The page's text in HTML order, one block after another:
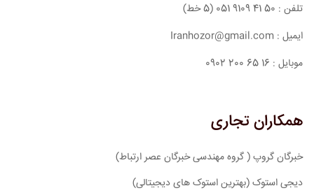
تلفن : 50 41 9109 051 (5 خط)
ایمیل : Iranhozor@gmail.com
موبایل : 16 65 200 0902
همکاران تجاری
خبرگان گروپ ( گروه مهندسی خبرگان عصر ارتباط)
دیجی استوک (بهترین استوک های دیجیتالی)